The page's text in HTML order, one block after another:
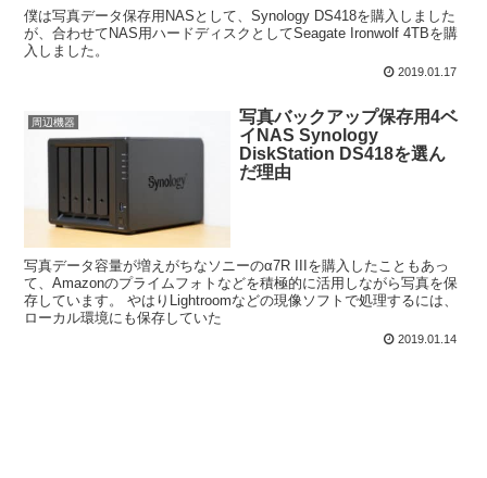
僕は写真データ保存用NASとして、Synology DS418を購入しました
が、合わせてNAS用ハードディスクとしてSeagate Ironwolf 4TBを購
入しました。
2019.01.17
周辺機器
写真バックアップ保存用4ベ
イNAS Synology
DiskStation DS418を選ん
だ理由
写真データ容量が増えがちなソニーのα7R IIIを購入したこともあっ
て、Amazonのプライムフォトなどを積極的に活用しながら写真を保
存しています。 やはりLightroomなどの現像ソフトで処理するには、
ローカル環境にも保存していた
2019.01.14